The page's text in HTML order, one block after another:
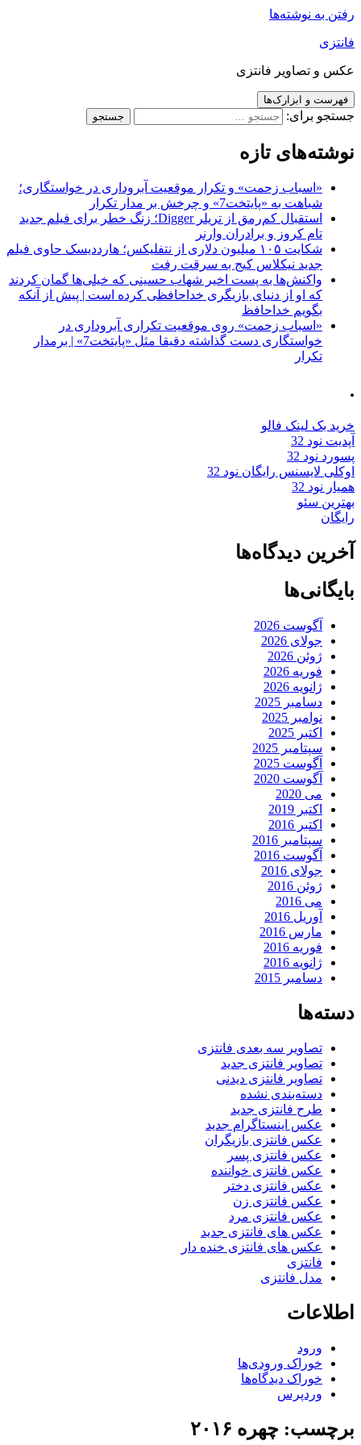
رفتن به نوشته‌ها
فانتزی
عکس و تصاویر فانتزی
فهرست و ابزارک‌ها
جستجو برای:
نوشته‌های تازه
«اسباب زحمت» و تکرار موقعیت آبروداری در خواستگاری؛
شباهت به «پایتخت7» و چرخش بر مدار تکرار
استقبال کم‌رمق از تریلر Digger؛ زنگ خطر برای فیلم جدید
تام کروز و برادران وارنر
شکایت ۱۰۵ میلیون دلاری از نتفلیکس؛ هارددیسک حاوی فیلم
جدید نیکلاس کیج به سرقت رفت
واکنش‌ها به پست اخیر شهاب حسینی که خیلی‌ها گمان کردند
که او از دنیای بازیگری خداحافظی کرده است | پیش از آنکه
بگویم خداحافظ
«اسباب زحمت» روی موقعیت تکراری آبروداری در
خواستگاری دست گذاشته دقیقا مثل «پایتخت7» | برمدار
تکرار
.
خرید بک لینک فالو
آپدیت نود 32
پسورد نود 32
اوکلی لایسنس رایگان نود 32
همیار نود 32
بهترین سئو
رایگان
آخرین دیدگاه‌ها
بایگانی‌ها
آگوست 2026
جولای 2026
ژوئن 2026
فوریه 2026
ژانویه 2026
دسامبر 2025
نوامبر 2025
اکتبر 2025
سپتامبر 2025
آگوست 2025
آگوست 2020
می 2020
اکتبر 2019
اکتبر 2016
سپتامبر 2016
آگوست 2016
جولای 2016
ژوئن 2016
می 2016
آوریل 2016
مارس 2016
فوریه 2016
ژانویه 2016
دسامبر 2015
دسته‌ها
تصاویر سه بعدی فانتزی
تصاویر فانتزی جدید
تصاویر فانتزی دیدنی
دسته‌بندی نشده
طرح فانتزی جدید
عکس اینستاگرام جدید
عکس فانتزی بازیگران
عکس فانتزی پسر
عکس فانتزی خواننده
عکس فانتزی دختر
عکس فانتزی زن
عکس فانتزی مرد
عکس های فانتزی جدید
عکس های فانتزی خنده دار
فانتزی
مدل فانتزی
اطلاعات
ورود
خوراک ورودی‌ها
خوراک دیدگاه‌ها
وردپرس
برچسب: چهره ۲۰۱۶